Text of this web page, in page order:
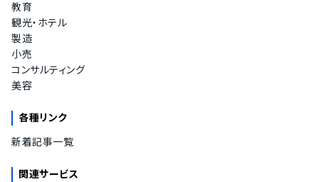
教育
観光・ホテル
製造
小売
コンサルティング
美容
各種リンク
新着記事一覧
関連サービス